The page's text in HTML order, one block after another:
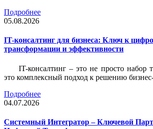
Подробнее
05.08.2026
IT-консалтинг для бизнеса: Ключ к
трансформации и эффективности
IT-консалтинг – это не просто набор
это комплексный подход к решению бизнес-
Подробнее
04.07.2026
Системный Интегратор – Ключевой